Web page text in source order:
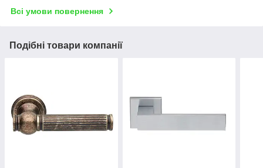
Всі умови повернення
Подібні товари компанії